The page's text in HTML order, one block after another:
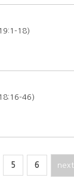
18)
18:16-46)
5 6 next